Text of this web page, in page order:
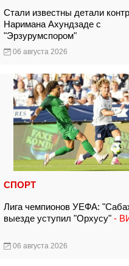
Стали известны детали
Наримана Ахундзаде с
"Эрзурумспором"
06 августа 2026
СПОРТ
Лига чемпионов УЕФА:
выезде уступил "Орхусу" -
06 августа 2026